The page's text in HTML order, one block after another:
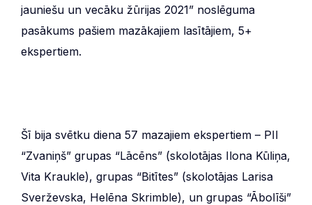
jauniešu un vecāku žūrijas 2021” noslēguma
pasākums pašiem mazākajiem lasītājiem, 5+
ekspertiem.
Šī bija svētku diena 57 mazajiem ekspertiem – PII
“Zvaniņš” grupas “Lācēns” (skolotājas Ilona Kūliņa,
Vita Kraukle), grupas “Bitītes” (skolotājas Larisa
Sverževska, Helēna Skrimble), un grupas “Ābolīši”